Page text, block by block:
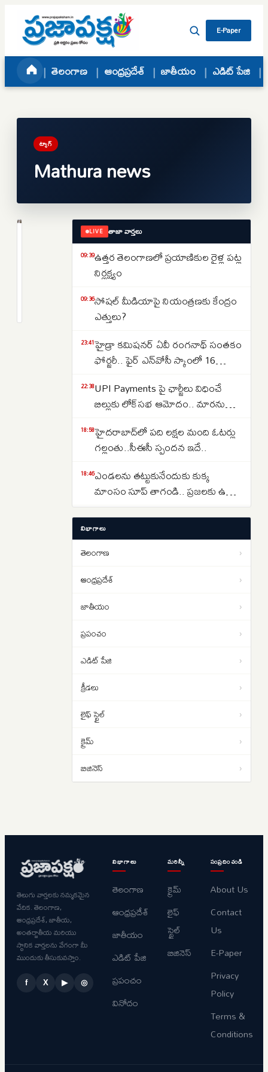
Skip to content
E-Paper
తెలంగాణ ఆంధ్రప్రదేశ్ జాతీయం ఎడిట్ పేజి
ట్యాగ్
Mathura news
LIVE తాజా వార్తలు
09:39ఉత్తర తెలంగాణలో ప్రయాణికుల రైళ్ల పట్ల
నిర్లక్ష్యం
09:36సోషల్‌ మీడియాపై నియంత్రణకు కేంద్రం
ఎత్తులు?
23:41హైడ్రా కమిషనర్ ఏవీ రంగనాథ్ సంతకం
ఫోర్జరీ.. ఫైర్ ఎన్‌వోసీ స్కాంలో 16
22:38UPI Payments పై ఛార్జీలు విధించే
బిల్లుకు లోక్‌సభ ఆమోదం.. మారనున్న
18:58హైదరాబాద్‌లో పది లక్షల మంది ఓటర్లు
గల్లంతు..సీఈసీ స్పందన ఇదే..
18:46ఎండలను తట్టుకునేందుకు కుక్క
మాంసం సూప్ తాగండి.. ప్రజలకు ఉత్తర
కొరియా సంచలన సూచన..
18:30చిరంజీవికి కూటమి ప్రభుత్వం మెగా
ఆఫర్ ఇచ్చినట్లేనా.. తమ్ముడి బాటలోకే
అన్న కూడా వస్తున్నారా..
నీళ్లు బదులు డేటాని తాగాలా.. వైజాగ్
గూగుల్ డేటా సెంటర్‌పై కోర్టులో కేసు..
విభాగాలు
తెలంగాణ ›
ఆంధ్రప్రదేశ్ ›
జాతీయం ›
ప్రపంచం ›
ఎడిట్ పేజి ›
క్రీడలు ›
లైఫ్ స్టైల్ ›
క్రైమ్ ›
బిజినెస్ ›
తెలుగు వార్తలకు నమ్మకమైన
వేదిక. తెలంగాణ,
ఆంధ్రప్రదేశ్, జాతీయ,
అంతర్జాతీయ మరియు
స్థానిక వార్తలను వేగంగా మీ
ముందుకు తీసుకువస్తాం.
f X ▶ ◎
విభాగాలు
తెలంగాణ
ఆంధ్రప్రదేశ్
జాతీయం
ఎడిట్ పేజి
ప్రపంచం
వినోదం
మరిన్నీ
క్రైమ్
లైఫ్
స్టైల్
బిజినెస్
సంప్రదించండి
About Us
Contact
Us
E-Paper
Privacy
Policy
Terms &
Conditions